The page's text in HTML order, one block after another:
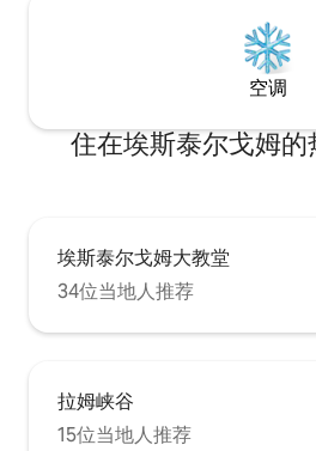
空调
住在埃斯泰尔戈姆
埃斯泰尔戈姆大教堂
34位当地人推荐
拉姆峡谷
15位当地人推荐